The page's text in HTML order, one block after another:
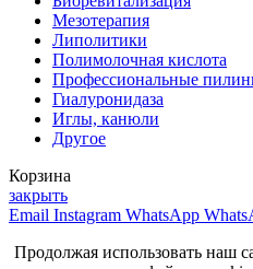
Мезотерапия
Липолитики
Полимолочная кислота
Профессиональные
Гиалуронидаза
Иглы, канюли
Другое
Корзина
закрыть
Email Instagram WhatsApp
Продолжая использовать наш